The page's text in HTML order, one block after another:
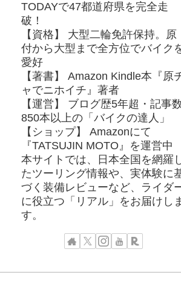
TODAYで47都道府県を完全走
破！
【資格】 大型二輪免許保持。原
付から大型まで全方位でバイク
愛好
【著書】 Amazon Kindle本『原
ャでニホイチ』著者
【運営】 ブログ歴5年超・記事
850本以上の「バイクの達人」
【ショップ】 Amazonにて
『TATSUJIN MOTO』を運営中
本サイトでは、日本全国を網羅
たツーリング情報や、実体験に
づく装備レビューなど、ライダ
に役立つ「リアル」をお届けし
す。